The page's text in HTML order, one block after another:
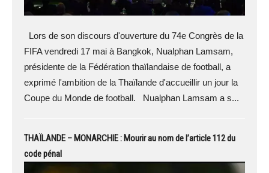
Lors de son discours d'ouverture du 74e Congrès de la
FIFA vendredi 17 mai à Bangkok, Nualphan Lamsam,
présidente de la Fédération thaïlandaise de football, a
exprimé l'ambition de la Thaïlande d'accueillir un jour la
Coupe du Monde de football. Nualphan Lamsam a s...
THAÏLANDE – MONARCHIE : Mourir au nom de l’article 112 du
code pénal